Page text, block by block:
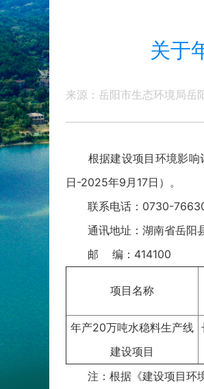
关于
来源：岳阳市生态环境局岳
根据建设项目环境影响评
日-2025年9月17日）。
联系电话：0730-
通讯地址：湖南省岳阳县
邮 编：414100
项目名称
年产20万吨水稳料生产线
建设项目
注：根据《建设项目环境